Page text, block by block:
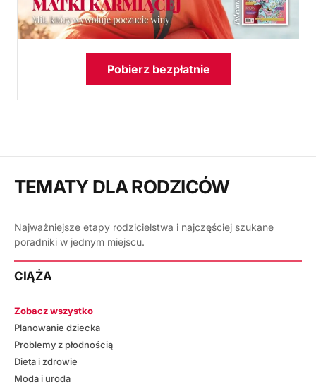
Pobierz bezpłatnie
TEMATY DLA RODZICÓW
Najważniejsze etapy rodzicielstwa i najczęściej szukane
poradniki w jednym miejscu.
CIĄŻA
Zobacz wszystko
Planowanie dziecka
Problemy z płodnością
Dieta i zdrowie
Moda i uroda